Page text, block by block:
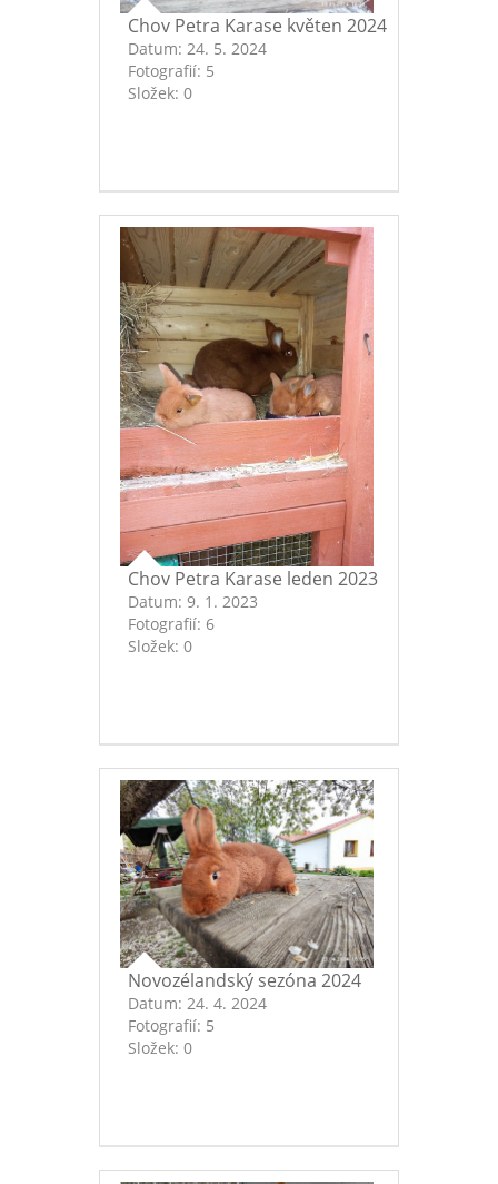
Chov Petra Karase květen 2024
Datum: 24. 5. 2024
Fotografií: 5
Složek: 0
Chov Petra Karase leden 2023
Datum: 9. 1. 2023
Fotografií: 6
Složek: 0
Novozélandský sezóna 2024
Datum: 24. 4. 2024
Fotografií: 5
Složek: 0